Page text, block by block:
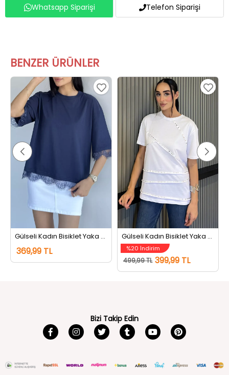
Whatsapp Siparişi Telefon Siparişi
BENZER ÜRÜNLER
Gülseli Kadın Bisiklet Yaka Dantel Detaylı Tişört Lacivert
369,99 TL
Gülseli Kadın Bisiklet Yaka Tarz Tişört Beyaz
%20 İndirim
499,99 TL 399,99 TL
Bizi Takip Edin